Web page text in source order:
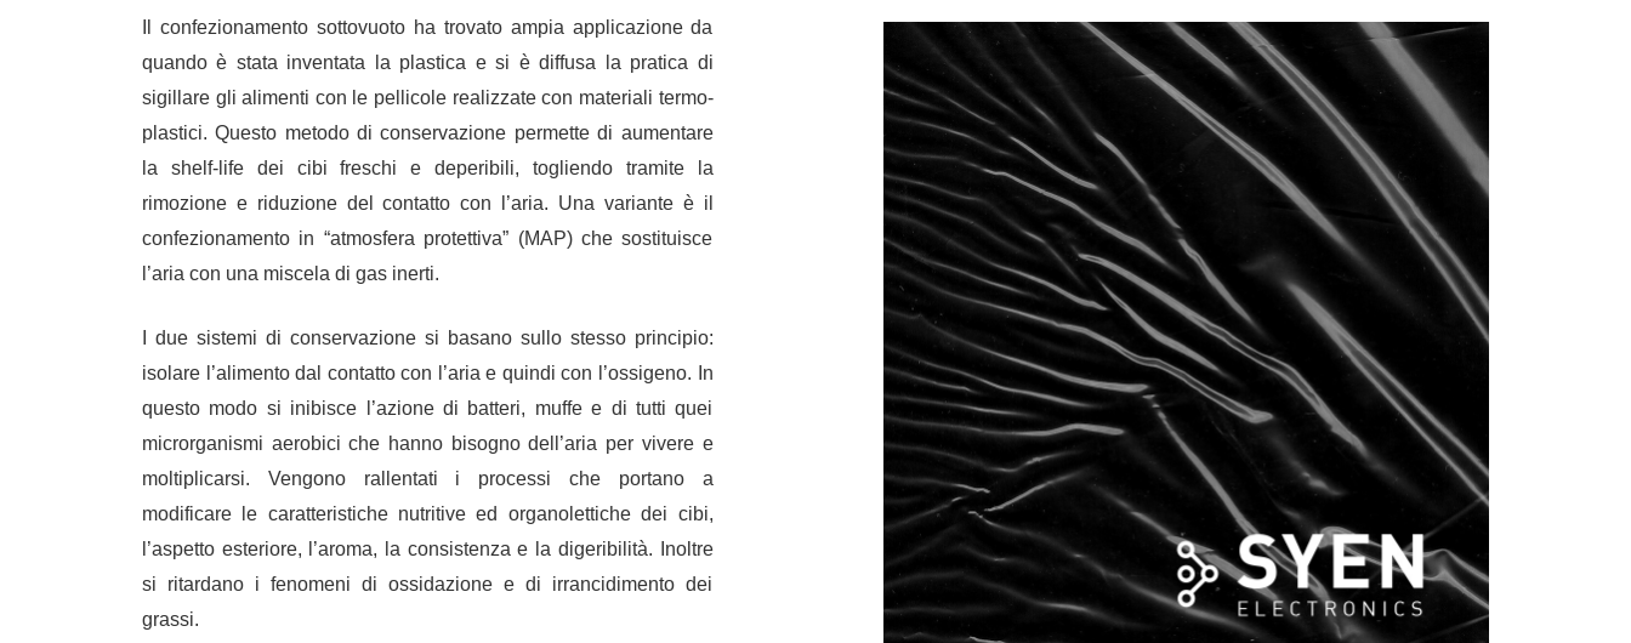
Il confezionamento sottovuoto ha trovato ampia applicazione da
quando è stata inventata la plastica e si è diffusa la pratica di
sigillare gli alimenti con le pellicole realizzate con materiali termo-
plastici. Questo metodo di conservazione permette di aumentare
la shelf-life dei cibi freschi e deperibili, togliendo tramite la
rimozione e riduzione del contatto con l’aria. Una variante è il
confezionamento in “atmosfera protettiva” (MAP) che sostituisce
l’aria con una miscela di gas inerti.
I due sistemi di conservazione si basano sullo stesso principio:
isolare l’alimento dal contatto con l’aria e quindi con l’ossigeno. In
questo modo si inibisce l’azione di batteri, muffe e di tutti quei
microrganismi aerobici che hanno bisogno dell’aria per vivere e
moltiplicarsi. Vengono rallentati i processi che portano a
modificare le caratteristiche nutritive ed organolettichedei cibi,
l’aspetto esteriore, l’aroma, la consistenza e la digeribilità. Inoltre
si ritardano i fenomeni di ossidazione e di irrancidimento dei
grassi.